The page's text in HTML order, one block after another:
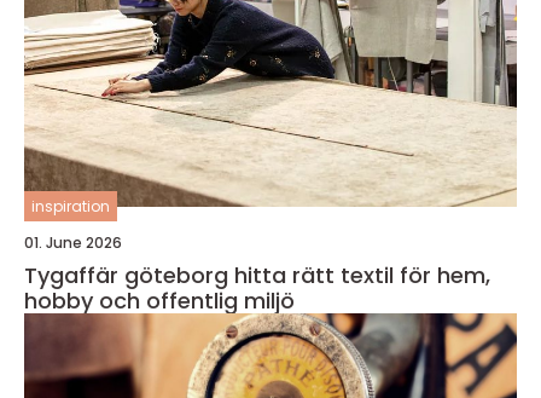
inspiration
01. June 2026
Tygaffär göteborg hitta rätt textil för hem,
hobby och offentlig miljö